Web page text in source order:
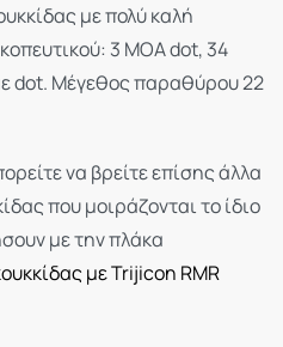
με πολύ καλή
3 MOA dot, 34
dot. Μέγεθος παραθύρου 22
να βρείτε επίσης άλλα
που μοιράζονται το ίδιο
με την πλάκα
με Trijicon RMR